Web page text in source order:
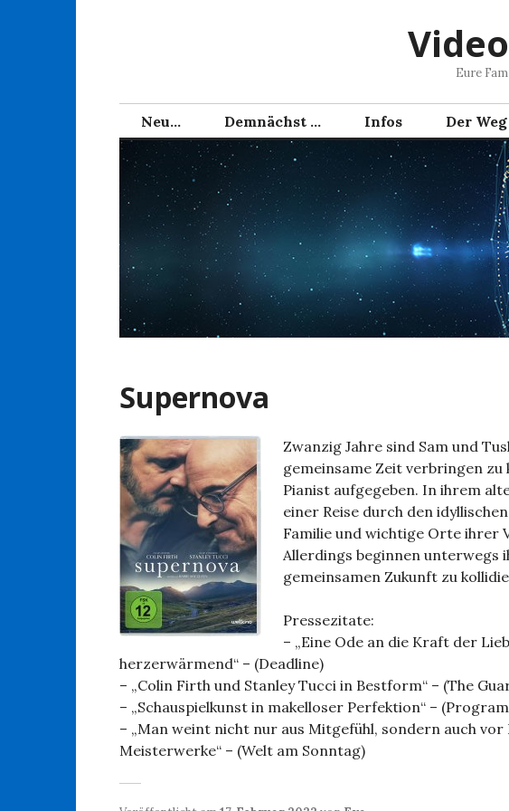
Eure
Neu… Demnächst … Infos Der
Supernova
Zwanzig Jahre sind Sam und
gemeinsame Zeit verbringen zu
Pianist aufgegeben. In ihrem
einer Reise durch den
Familie und wichtige Orte ihrer
Allerdings beginnen unterwegs
gemeinsamen Zukunft zu
Pressezitate:
– „Eine Ode an die Kraft der
herzerwärmend“ – (Deadline)
– „Colin Firth und Stanley Tucci in Bestform“ – (The
– „Schauspielkunst in makelloser Perfektion“ –
– „Man weint nicht nur aus Mitgefühl, sondern auch
Meisterwerke“ – (Welt am Sonntag)